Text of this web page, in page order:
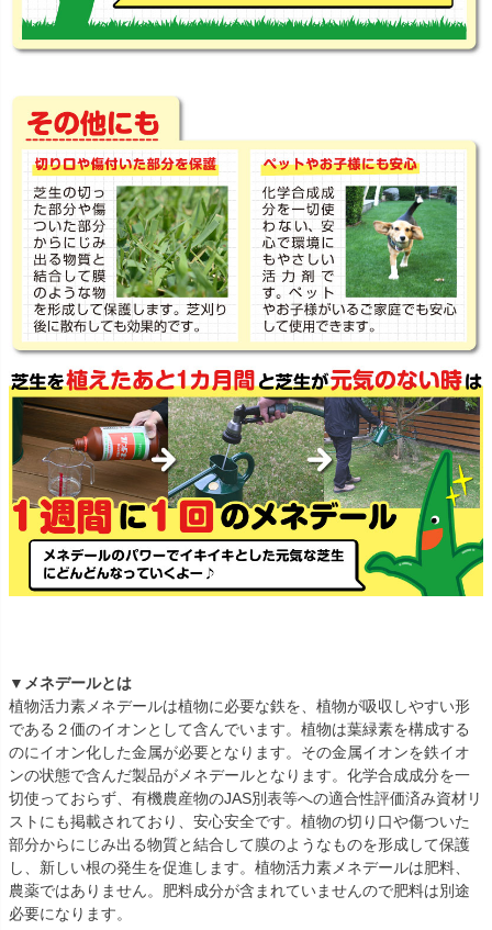
▼メネデールとは
植物活力素メネデールは植物に必要な鉄を、植物が吸収しやすい形
である２価のイオンとして含んでいます。植物は葉緑素を構成する
のにイオン化した金属が必要となります。その金属イオンを鉄イオ
ンの状態で含んだ製品がメネデールとなります。化学合成成分を一
切使っておらず、有機農産物のJAS別表等への適合性評価済み資材リ
ストにも掲載されており、安心安全です。植物の切り口や傷ついた
部分からにじみ出る物質と結合して膜のようなものを形成して保護
し、新しい根の発生を促進します。植物活力素メネデールは肥料、
農薬ではありません。肥料成分が含まれていませんので肥料は別途
必要になります。